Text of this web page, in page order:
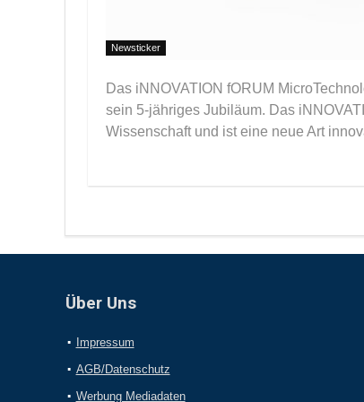
Newsticker
Das iNNOVATION fORUM
sein 5-jähriges Jubiläum. Das
Wissenschaft und ist eine neue Art
Über Uns
Impressum
AGB/Datenschutz
Werbung Mediadaten